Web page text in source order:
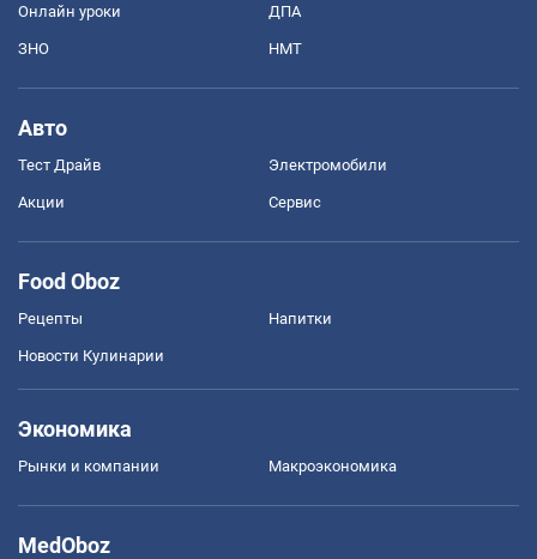
Онлайн уроки ДПА
ЗНО НМТ
Авто
Тест Драйв Электромобили
Акции Сервис
Food Oboz
Рецепты Напитки
Новости Кулинарии
Экономика
Рынки и компании Mакроэкономика
MedOboz